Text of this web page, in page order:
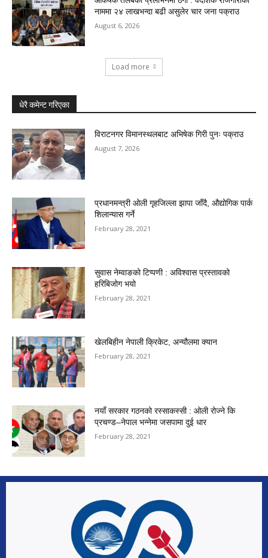
नाममा २४ लाखभन्दा बढी असुलेर चार जना पक्राउ
August 6, 2026
Load more
धेरै कमेन्ट गरिएका
विराटनगर विमानस्थलबाट अभिषेक गिरी पुनः पक्राउ
August 7, 2026
प्रधानमन्त्री ओली गृहजिल्ला झापा जाँदै, औद्योगिक पार्क
शिलान्यास गर्ने
February 28, 2021
सुवास नेम्वाङको टिप्पणी : अविश्वास प्रस्तावको
हरिबिजोग भयो
February 28, 2021
खेलबिहीन नेपाली क्रिकेट, अन्यौलमा क्यान
February 28, 2021
नयाँ सरकार गठनको रस्साकस्सी : ओली रोज्ने कि
प्रचण्ड–नेपाल भन्नेमा जसपामा दुई धार
February 28, 2021